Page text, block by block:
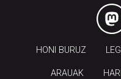
HONI BURUZ
ARAUAK